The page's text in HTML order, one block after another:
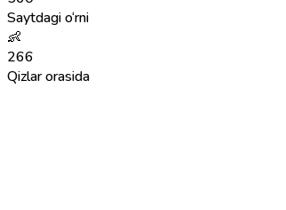
Saytdagi o‘rni
👶
266
Qizlar orasida